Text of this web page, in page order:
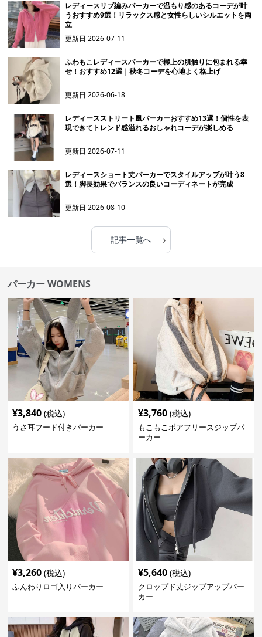
レディースリブ編みパーカーで温もり感のあるコーデが叶
うおすすめ9選！リラックス感と女性らしいシルエットを両
立
更新日2026-07-11
ふわもこレディースパーカーで極上の肌触りに包まれる幸
せ！おすすめ12選｜秋冬コーデを心地よく格上げ
更新日2026-06-18
レディースストリート風パーカーおすすめ13選！個性を表
現できてトレンド感溢れるおしゃれコーデが楽しめる
更新日2026-07-11
レディースショート丈パーカーでスタイルアップが叶う8
選！脚長効果でバランスの良いコーディネートが完成
更新日2026-08-10
記事一覧へ ›
パーカー WOMENS
¥3,840 (税込)
うさ耳フード付きパーカー
¥3,760 (税込)
もこもこボアフリースジップパ
ーカー
¥3,260 (税込)
ふんわりロゴ入りパーカー
¥5,640 (税込)
クロップド丈ジップアップパー
カー